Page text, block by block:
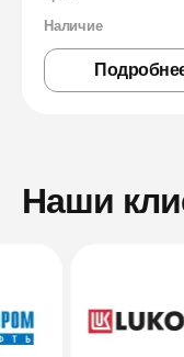
Наличие
Наши